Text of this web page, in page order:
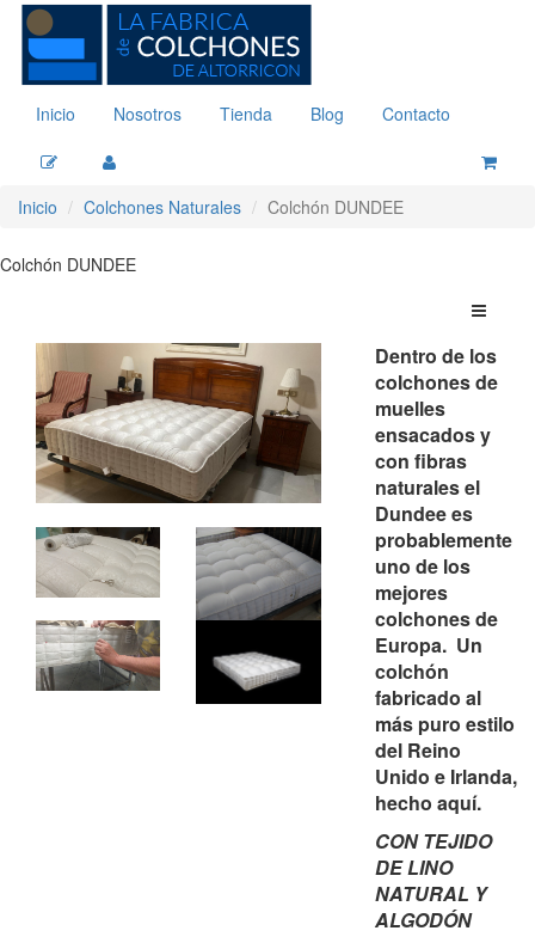
Inicio Nosotros Tienda Blog Contacto
Inicio Colchones Naturales Colchón DUNDEE
Colchón DUNDEE
Dentro de los
colchones de
muelles
ensacados y
con fibras
naturales el
Dundee es
probablemente
uno de los
mejores
colchones de
Europa. Un
colchón
fabricado al
más puro estilo
del Reino
Unido e Irlanda,
hecho aquí.
CON TEJIDO
DE LINO
NATURAL Y
ALGODÓN